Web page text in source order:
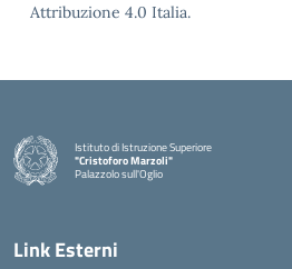
Attribuzione 4.0 Italia.
Istituto di Istruzione Superiore
"Cristoforo Marzoli"
Palazzolo sull'Oglio
— Visita la pagina iniziale della scuola
Link Esterni